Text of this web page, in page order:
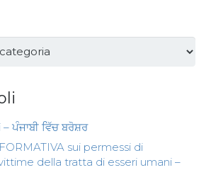
ਪੰਜਾਬੀ ਵਿੱਚ ਬਰੋਸ਼ਰ
sui permessi di
della tratta di esseri umani –